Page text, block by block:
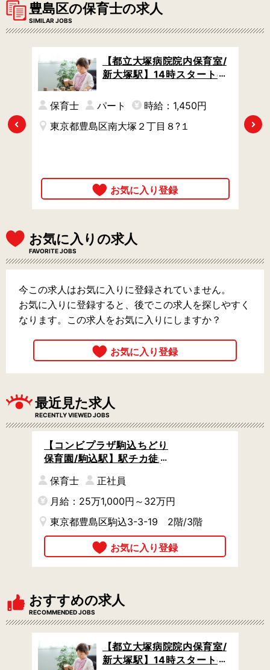
豊島区の保育士の求人
SIMILAR JOBS
Previous
【都立大塚病院院内保育室/
新大塚駅】14時スタートの
員12名で小規模
保育士 パート
時給：1,450円
東京都豊島区南大塚２丁目８?１
Next
お気に入りの求人
FAVORITE JOBS
今この求人はお気に入りに登録されていません。
お気に入りに登録すると、後でこの求人を探しやすく
なります。この求人をお気に入りにしますか？
最近見た求人
RECENTLY VIEWED JOBS
【コンビプラザ駒込ちどり
保育園/駒込駅】駅チカ徒歩
やすさバッチリ◎ / 子育て支
援制度あり
保育士
正社員
月給：25万1,000円～32万円
東京都豊島区駒込3-3-19 2階/3階
おすすめの求人
RECOMMENDED JOBS
【都立大塚病院院内保育室/
新大塚駅】14時スタートの